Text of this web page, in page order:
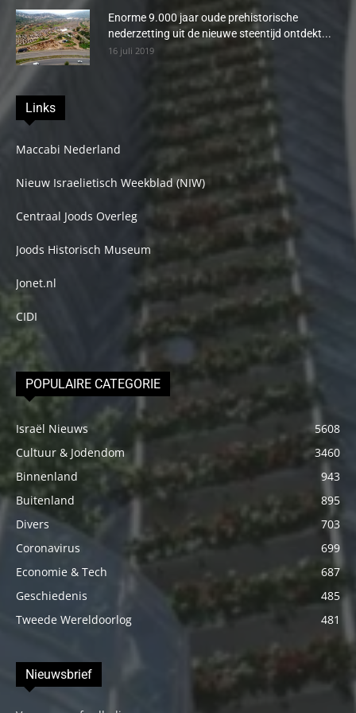
Enorme 9.000 jaar oude prehistorische
nederzetting uit de nieuwe steentijd ontdekt...
16 juli 2019
Links
Maccabi Nederland
Nieuw Israelietisch Weekblad (NIW)
Centraal Joods Overleg
Joods Historisch Museum
Jonet.nl
CIDI
POPULAIRE CATEGORIE
Israël Nieuws
5608
Cultuur & Jodendom
3460
Binnenland
943
Buitenland
895
Divers
703
Coronavirus
699
Economie & Tech
687
Geschiedenis
485
Tweede Wereldoorlog
481
Nieuwsbrief